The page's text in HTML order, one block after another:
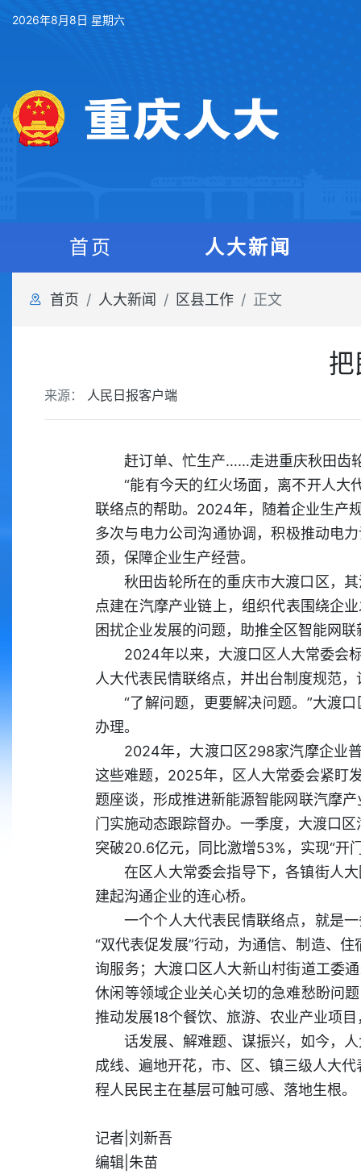
2026年8月8日 星期六
首页 人大新闻
首页 人大新闻 区县工作 正文
来源： 人民日报客户端
赶订单、忙生产……走进重庆秋田齿
“能有今天的红火场面，离不开人大
联络点的帮助。2024年，随着企业生产
多次与电力公司沟通协调，积极推动电
颈，保障企业生产经营。
秋田齿轮所在的重庆市大渡口区，
点建在汽摩产业链上，组织代表围绕企
困扰企业发展的问题，助推全区智能网
2024年以来，大渡口区人大常委会
人大代表民情联络点，并出台制度规范
“了解问题，更要解决问题。”大渡
办理。
2024年，大渡口区298家汽摩企业
这些难题，2025年，区人大常委会紧盯
题座谈，形成推进新能源智能网联汽摩
门实施动态跟踪督办。一季度，大渡口
突破20.6亿元，同比激增53%，实现“开
在区人大常委会指导下，各镇街人
建起沟通企业的连心桥。
一个个人大代表民情联络点，就是
“双代表促发展”行动，为通信、制造、
询服务；大渡口区人大新山村街道工委
休闲等领域企业关心关切的急难愁盼问
推动发展18个餐饮、旅游、农业产业项
话发展、解难题、谋振兴，如今，
成线、遍地开花，市、区、镇三级人大
程人民民主在基层可触可感、落地生根。
记者|刘新吾
编辑|朱苗